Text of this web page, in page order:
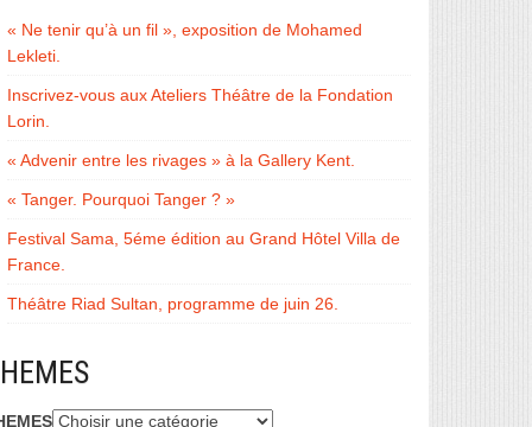
« Ne tenir qu’à un fil », exposition de Mohamed
Lekleti.
Inscrivez-vous aux Ateliers Théâtre de la Fondation
Lorin.
« Advenir entre les rivages » à la Gallery Kent.
« Tanger. Pourquoi Tanger ? »
Festival Sama, 5éme édition au Grand Hôtel Villa de
France.
Théâtre Riad Sultan, programme de juin 26.